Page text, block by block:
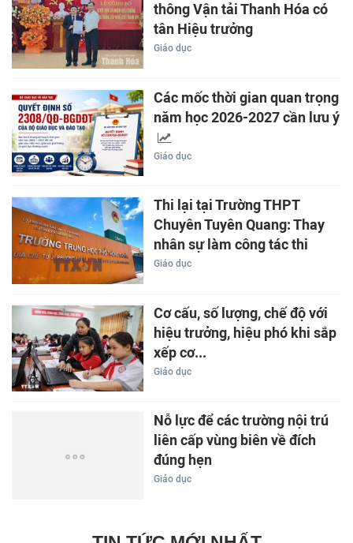
thông Vận tải Thanh Hóa có
tân Hiệu trưởng
Giáo dục
Các mốc thời gian quan trọng
năm học 2026-2027 cần lưu ý
Giáo dục
Thi lại tại Trường THPT
Chuyên Tuyên Quang: Thay
nhân sự làm công tác thi
Giáo dục
Cơ cấu, số lượng, chế độ với
hiệu trưởng, hiệu phó khi sắp
xếp cơ...
Giáo dục
Nỗ lực để các trường nội trú
liên cấp vùng biên về đích
đúng hẹn
Giáo dục